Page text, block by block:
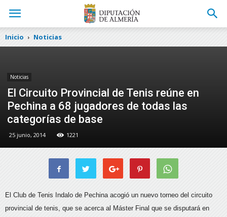
Inicio Noticias
Noticias
El Circuito Provincial de Tenis reúne en
Pechina a 68 jugadores de todas las
categorías de base
25 junio, 2014 1221
El Club de Tenis Indalo de Pechina acogió un nuevo torneo del circuito
provincial de tenis, que se acerca al Máster Final que se disputará en